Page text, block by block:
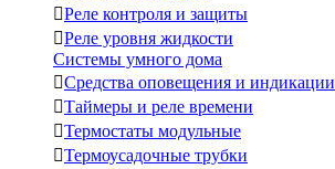
Реле контроля и защиты
Реле уровня жидкости
Системы умного дома
Средства оповещения и индикации
Таймеры и реле времени
Термостаты модульные
Термоусадочные трубки